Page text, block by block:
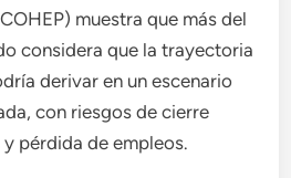
muestra que más del
considera que la trayectoria
derivar en un escenario
con riesgos de cierre
pérdida de empleos.